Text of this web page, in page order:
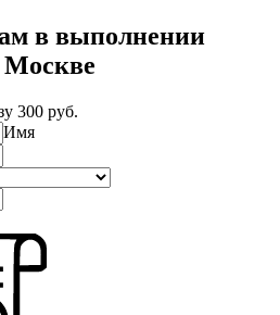
в выполнении
Москве
300 руб.
Имя